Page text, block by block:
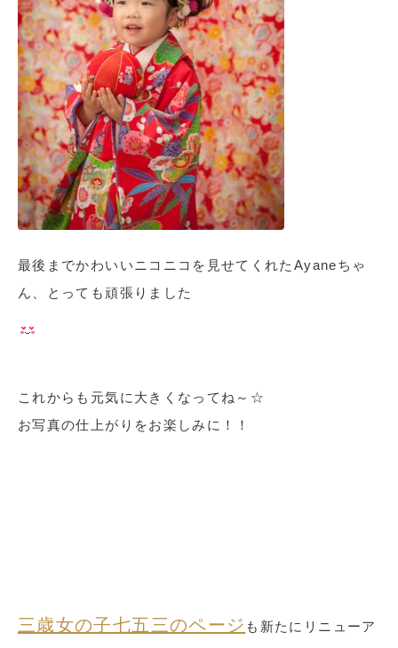
最後までかわいいニコニコを見せてくれたAyaneちゃ
ん、とっても頑張りました
これからも元気に大きくなってね～☆
お写真の仕上がりをお楽しみに！！
三歳女の子七五三のページ も 新たにリニューア